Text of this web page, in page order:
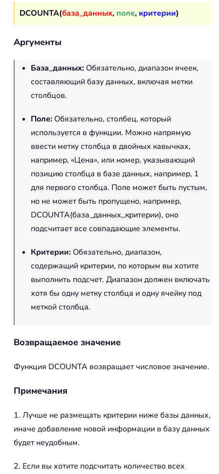
DCOUNTA(база_данных, поле, критерии)
Аргументы
База_данных: Обязательно, диапазон ячеек,
составляющий базу данных, включая метки
столбцов.
Поле: Обязательно, столбец, который
используется в функции. Можно напрямую
ввести метку столбца в двойных кавычках,
например, «Цена», или номер, указывающий
позицию столбца в базе данных, например, 1
для первого столбца. Поле может быть пустым,
но не может быть пропущено, например,
DCOUNTA(база_данных,,критерии), оно
подсчитает все совпадающие элементы.
Критерии: Обязательно, диапазон,
содержащий критерии, по которым вы хотите
выполнить подсчет. Диапазон должен включать
хотя бы одну метку столбца и одну ячейку под
меткой столбца.
Возвращаемое значение
Функция DCOUNTA возвращает числовое значение.
Примечания
1. Лучше не размещать критерии ниже базы данных,
иначе добавление новой информации в базу данных
будет неудобным.
2. Если вы хотите подсчитать количество всех